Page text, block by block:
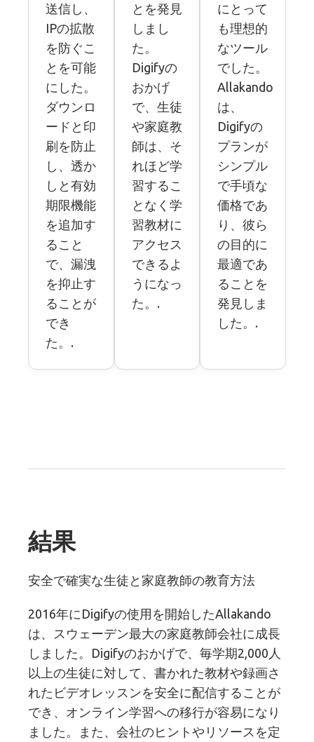
送信し、
IPの拡散
を防ぐこ
とを可能
にした。
ダウンロ
ードと印
刷を防止
し、透か
しと有効
期限機能
を追加す
ること
で、漏洩
を抑止す
ることが
でき
た。.
とを発見
しまし
た。
Digifyの
おかげ
で、生徒
や家庭教
師は、そ
れほど学
習するこ
となく学
習教材に
アクセス
できるよ
うになっ
た。.
にとって
も理想的
なツール
でした。
Allakando
は、
Digifyの
プランが
シンプル
で手頃な
価格であ
り、彼ら
の目的に
最適であ
ることを
発見しま
した。.
結果
安全で確実な生徒と家庭教師の教育方法
2016年にDigifyの使用を開始したAllakando
は、スウェーデン最大の家庭教師会社に成長
しました。Digifyのおかげで、毎学期2,000人
以上の生徒に対して、書かれた教材や録画さ
れたビデオレッスンを安全に配信することが
でき、オンライン学習への移行が容易になり
ました。また、会社のヒントやリソースを定